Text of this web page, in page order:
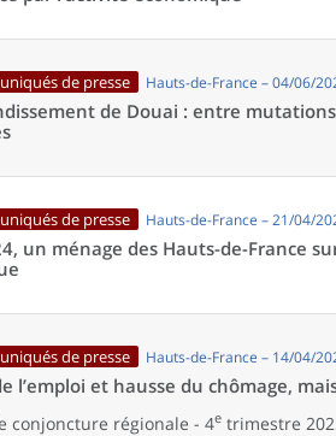
de presse Hauts-de-France – 04/06/
de Douai : entre
de presse Hauts-de-France – 21/04/
un ménage des Hauts-de-France
de presse Hauts-de-France – 14/04/
l’emploi et hausse du chômage,
conjoncture régionale - 4e trimestre